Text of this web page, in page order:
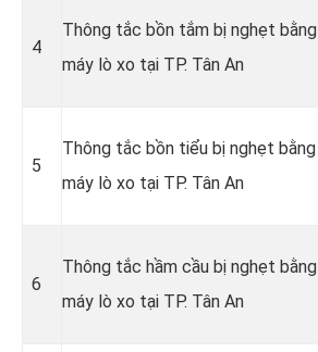
4
Thông tắc bồn tắm bị nghẹt bằng
máy lò xo tại TP. Tân An
5
Thông tắc bồn tiểu bị nghẹt bằng
máy lò xo tại TP. Tân An
6
Thông tắc hầm cầu bị nghẹt bằng
máy lò xo tại TP. Tân An